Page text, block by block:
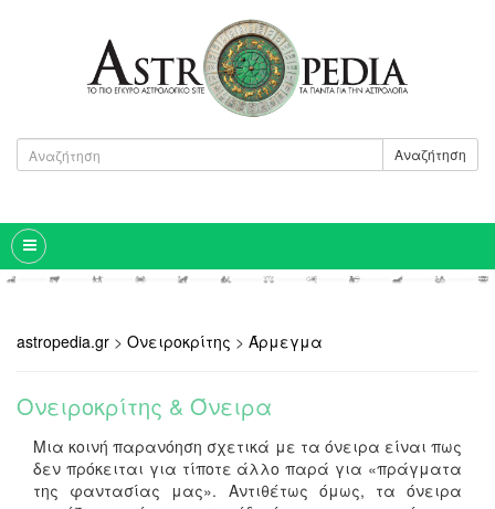
Αναζήτηση
astropedia.gr > Ονειροκρίτης > Άρμεγμα
Ονειροκρίτης & Όνειρα
Μια κοινή παρανόηση σχετικά με τα όνειρα είναι πως
δεν πρόκειται για τίποτε άλλο παρά για «πράγματα
της φαντασίας μας». Αντιθέτως όμως, τα όνειρα